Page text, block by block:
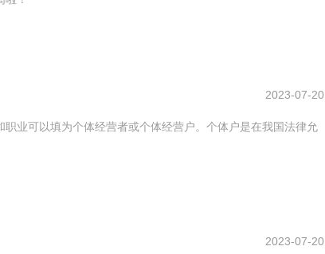
2023-07-20
业可以填为个体经营者或个体经营户。个体户是在我国法律允
2023-07-20